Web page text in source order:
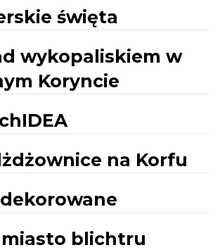
święta
wykopaliskiem w
Koryncie
na Korfu
miasto blichtru